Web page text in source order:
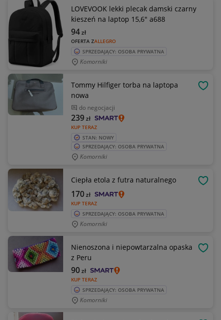
LOVEVOOK lekki plecak damski czarny
kieszeń na laptop 15,6" a688
OFERTA ZALLEGRO
94zł
SPRZEDAJĄCY: OSOBA PRYWATNA
Komorniki
Tommy Hilfiger torba na laptopa
nowa
do negocjacji
KUP TERAZ
239zł
STAN: NOWY
SPRZEDAJĄCY: OSOBA PRYWATNA
Komorniki
Ciepła etola z futra naturalnego
KUP TERAZ
170zł
SPRZEDAJĄCY: OSOBA PRYWATNA
Komorniki
Nienoszona i niepowtarzalna opaska
z Peru
KUP TERAZ
90zł
SPRZEDAJĄCY: OSOBA PRYWATNA
Komorniki